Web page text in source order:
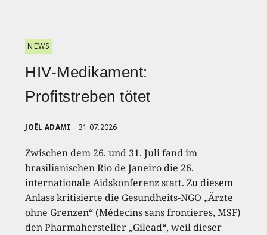
NEWS
HIV-Medikament:
Profitstreben tötet
JOËL ADAMI 31.07.2026
Zwischen dem 26. und 31. Juli fand im
brasilianischen Rio de Janeiro die 26.
internationale Aidskonferenz statt. Zu diesem
Anlass kritisierte die Gesundheits-NGO „Ärzte
ohne Grenzen“ (Médecins sans frontieres, MSF)
den Pharmahersteller „Gilead“, weil dieser